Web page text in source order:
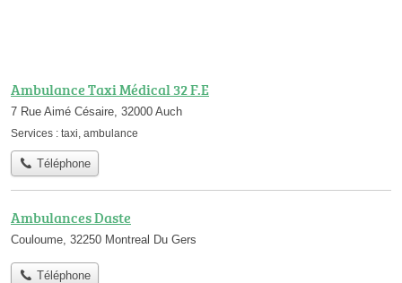
Ambulance Taxi Médical 32 F.E
7 Rue Aimé Césaire, 32000 Auch
Services : taxi, ambulance
Téléphone
Ambulances Daste
Couloume, 32250 Montreal Du Gers
Téléphone